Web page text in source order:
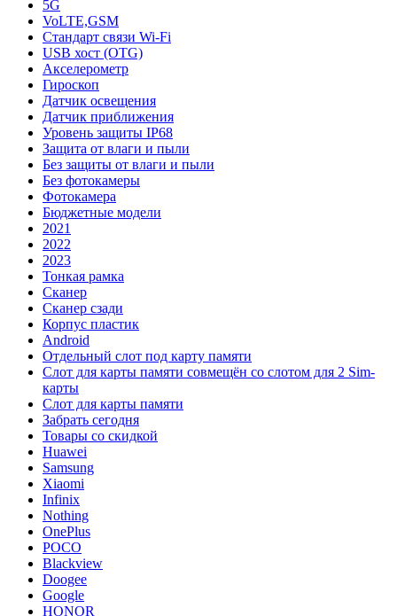
5G
VoLTE,GSM
Стандарт связи Wi-Fi
USB хост (OTG)
Акселерометр
Гироскоп
Датчик освещения
Датчик приближения
Уровень защиты IP68
Защита от влаги и пыли
Без защиты от влаги и пыли
Без фотокамеры
Фотокамера
Бюджетные модели
2021
2022
2023
Тонкая рамка
Сканер
Сканер сзади
Корпус пластик
Android
Отдельный слот под карту памяти
Слот для карты памяти совмещён со слотом для 2 Sim-
карты
Слот для карты памяти
Забрать сегодня
Товары со скидкой
Huawei
Samsung
Xiaomi
Infinix
Nothing
OnePlus
POCO
Blackview
Doogee
Google
HONOR